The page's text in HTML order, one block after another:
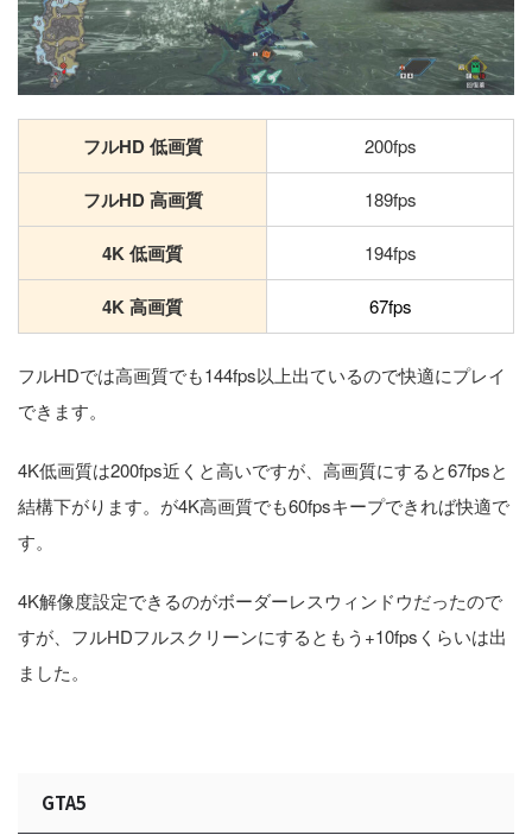
フルHD 低画質 200fps
フルHD 高画質 189fps
4K 低画質 194fps
4K 高画質 67fps
フルHDでは高画質でも144fps以上出ているので快適にプレイ
できます。
4K低画質は200fps近くと高いですが、高画質にすると67fpsと
結構下がります。が4K高画質でも60fpsキープできれば快適で
す。
4K解像度設定できるのがボーダーレスウィンドウだったので
すが、フルHDフルスクリーンにするともう+10fpsくらいは出
ました。
GTA5